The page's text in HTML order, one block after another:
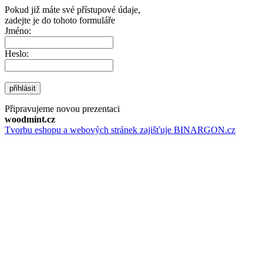
Pokud již máte své přístupové údaje,
zadejte je do tohoto formuláře
Jméno:
Heslo:
přihlásit
Připravujeme novou prezentaci
woodmint.cz
Tvorbu eshopu a webových stránek zajišťuje BINARGON.cz